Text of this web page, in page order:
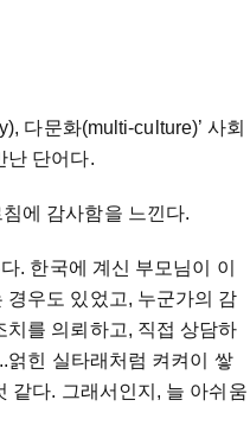
다문화(multi-culture)’ 사회
난 단어다.
에 감사함을 느낀다.
. 한국에 계신 부모님이 이
경우도 있었고, 누군가의 감
를 의뢰하고, 직접 상담하
얽힌 실타래처럼 켜켜이 쌓
같다. 그래서인지, 늘 아쉬움